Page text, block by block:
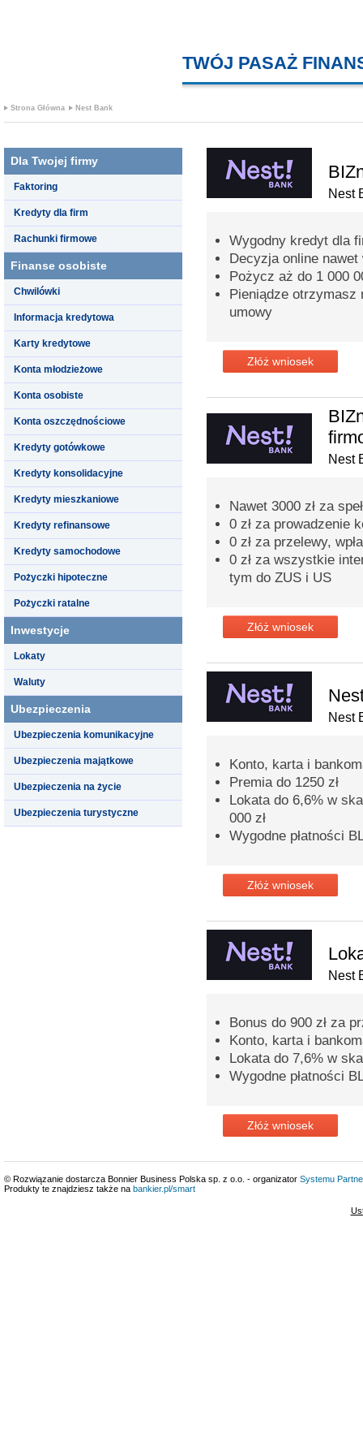
TWÓJ PASAŻ
Strona Główna Nest Bank
Dla Twojej firmy
Faktoring
Kredyty dla firm
Rachunki firmowe
Finanse osobiste
Chwilówki
Informacja kredytowa
Karty kredytowe
Konta młodzieżowe
Konta osobiste
Konta oszczędnościowe
Kredyty gotówkowe
Kredyty konsolidacyjne
Kredyty mieszkaniowe
Kredyty refinansowe
Kredyty samochodowe
Pożyczki hipoteczne
Pożyczki ratalne
Inwestycje
Lokaty
Waluty
Ubezpieczenia
Ubezpieczenia komunikacyjne
Ubezpieczenia majątkowe
Ubezpieczenia na życie
Ubezpieczenia turystyczne
Nest
Wygodny kredyt dla
Decyzja online nawet
Pożycz aż do 1 000
Pieniądze otrzymasz
umowy
Złóż wniosek
Nest
Nawet 3000 zł za
0 zł za prowadzenie
0 zł za przelewy,
0 zł za wszystkie
tym do ZUS i US
Złóż wniosek
Nest
Konto, karta i
Premia do 1250 zł
Lokata do 6,6% w
000 zł
Wygodne płatności
Złóż wniosek
Nest
Bonus do 900 zł za
Konto, karta i
Lokata do 7,6% w
Wygodne płatności
Złóż wniosek
© Rozwiązanie dostarcza Bonnier Business Polska sp. z o.o. - organizator Systemu
Produkty te znajdziesz także na bankier.pl/smart